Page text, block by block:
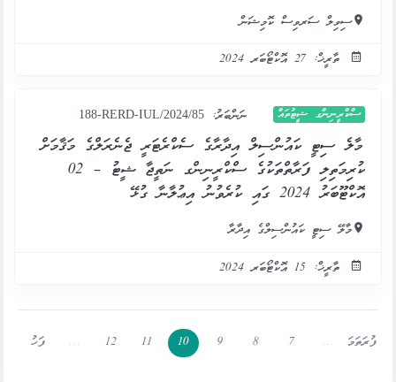
ސިވިލް ސަރވިސް ކޮމިޝަން
ތާރީޚް: 27 އޮކްޓޯބަރ 2024
ސްކްރީނިންގ ޝީޓުތައް ނަންބަރު: 188-RERD-IUL/2024/85
މާލެ ސިޓީ ކައުންސިލް އިދާރާގެ ސެކްރެޓަރީ ޖެނެރަލްގެ މަޤާމަށް
ކުރިމަތިލި ފަރާތްތަކުގެ ސްކްރީނިންގ ނަތީޖާ ޝީޓު – 02
އޮކްޓޫބަރު 2024 ގައި ކުރެވުނު އިޢުލާނާ ގުޅޭ
މާލޭ ސިޓީ ކައުންސިލްގެ އިދާރާ
ތާރީޚް: 15 އޮކްޓޯބަރ 2024
ފުރަތަމަ …
7
8
9
10
11
12
… ފަހު